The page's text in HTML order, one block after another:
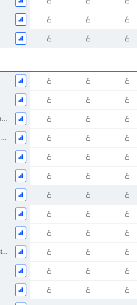
Part à court terme de la dette à long terme
Part à court terme des contrats de location
Pensions et autres avantages postérieurs à l'emploi